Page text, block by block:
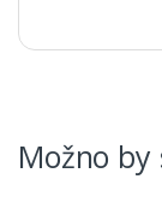
Možno by